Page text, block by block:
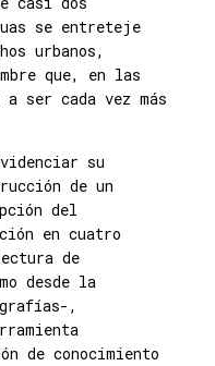
se entreteje
urbanos,
que, en las
ser cada vez más
su
de un
del
en cuatro
de
desde la
,
de conocimiento